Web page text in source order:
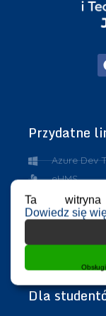
Przydatne
Azure Dev
eHMS
ASAP
Dla
Ta
Dowiedz się